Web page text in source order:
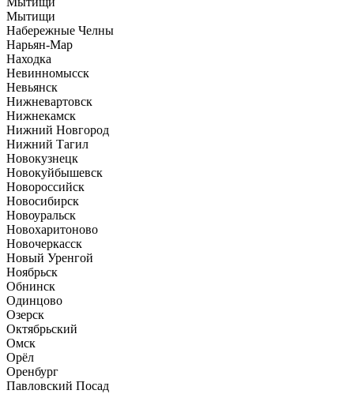
Мытищи
Набережные Челны
Нарьян-Мар
Находка
Невинномысск
Невьянск
Нижневартовск
Нижнекамск
Нижний Новгород
Нижний Тагил
Новокузнецк
Новокуйбышевск
Новороссийск
Новосибирск
Новоуральск
Новохаритоново
Новочеркасск
Новый Уренгой
Ноябрьск
Обнинск
Одинцово
Озерск
Октябрьский
Омск
Орёл
Оренбург
Павловский Посад